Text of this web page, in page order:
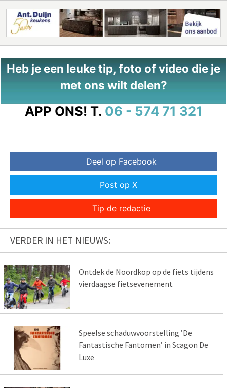
Heb je een leuke tip, foto of video die je
met ons wilt delen?
APP ONS! T. 06 - 574 71 321
Deel op Facebook
Post op X
Tip de redactie
VERDER IN HET NIEUWS:
Ontdek de Noordkop op de fiets tijdens
vierdaagse fietsevenement
Speelse schaduwvoorstelling ’De
Fantastische Fantomen’ in Scagon De
Luxe